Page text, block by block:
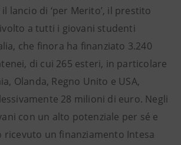
lancio di ‘per Merito’, il prestito
a tutti i giovani studenti
che finora ha finanziato 3.240
di cui 265 esteri, in particolare
Olanda, Regno Unito e USA,
28 milioni di euro. Negli
con un alto potenziale per sé e
ricevuto un finanziamento Intesa